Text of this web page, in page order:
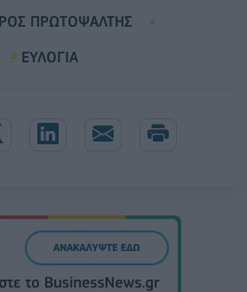
ΠΡΩΤΟΨΑΛΤΗΣ
ΕΥΛΟΓΙΑ